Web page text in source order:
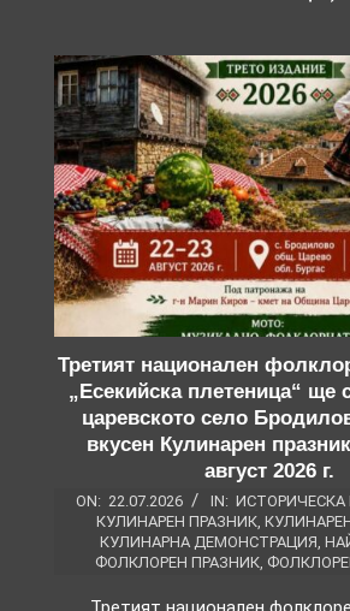
Третият национален
„Есекийска плетеница“ ще
царевското село
вкусен Кулинарен
август 2026 г.
ON: 22.07.2026 IN:
КУЛИНАРЕН ПРАЗНИК
КУЛИНАРНА ДЕМОНСТРАЦИЯ
ФОЛКЛОРЕН ПРАЗНИК,